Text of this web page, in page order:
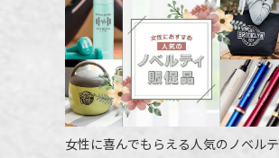
女性に喜んでもらえる人気のノベルテ